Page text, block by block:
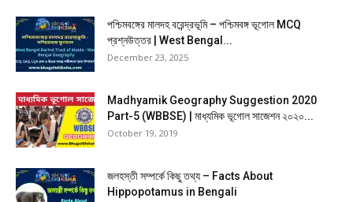
পশ্চিমবঙ্গের মালদহ বরেন্দ্রভূমি – পশ্চিমবঙ্গ ভূগোল MCQ
প্রশ্নউত্তর | West Bengal...
December 23, 2025
Madhyamik Geography Suggestion 2020
Part-5 (WBBSE) | মাধ্যমিক ভূগোল সাজেশন ২০২০...
October 19, 2019
জলহস্তী সম্পর্কে কিছু তথ্য – Facts About
Hippopotamus in Bengali